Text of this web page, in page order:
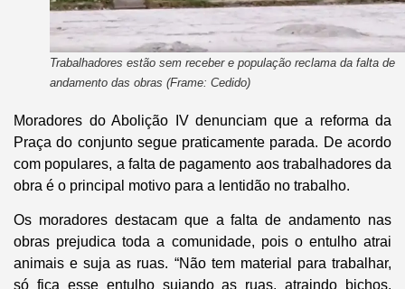
Trabalhadores estão sem receber e população reclama da falta de
andamento das obras (Frame: Cedido)
Moradores do Abolição IV denunciam que a reforma da
Praça do conjunto segue praticamente parada. De acordo
com populares, a falta de pagamento aos trabalhadores da
obra é o principal motivo para a lentidão no trabalho.
Os moradores destacam que a falta de andamento nas
obras prejudica toda a comunidade, pois o entulho atrai
animais e suja as ruas. “Não tem material para trabalhar,
só fica esse entulho sujando as ruas, atraindo bichos,